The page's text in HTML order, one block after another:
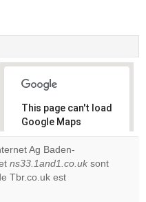
This page can't load
Google Maps
correctly.
Do you
own this
Ag Baden-
ns33.1and1.co.uk sont
Tbr.co.uk est